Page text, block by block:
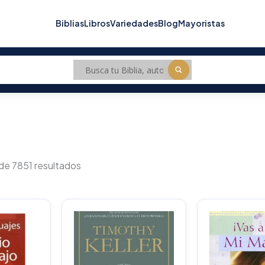
BibliasLibrosVariedadesBlogMayoristas
7851 resultados